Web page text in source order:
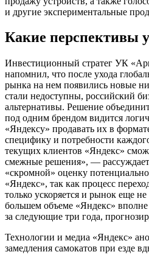
и другие экспериментальные
Какие перспективы
Инвестиционный стратег УК
напомнил, что после ухода
рынка на нем появились новые
стали недоступны, российский
альтернативы. Решение
под одним брендом видится
«Яндексу» продавать их в
специфику и потребности
текущих клиентов «Яндекс»
смежные решения», —
«скромной» оценку
«Яндекс», так как процесс
только ускоряется и рынок еще
большем объеме «Яндекс»
за следующие три года,
Технологии и медиа «Яндекс»
замедления самокатов при езде